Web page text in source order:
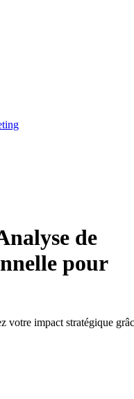
de
pour
votre impact stratégique